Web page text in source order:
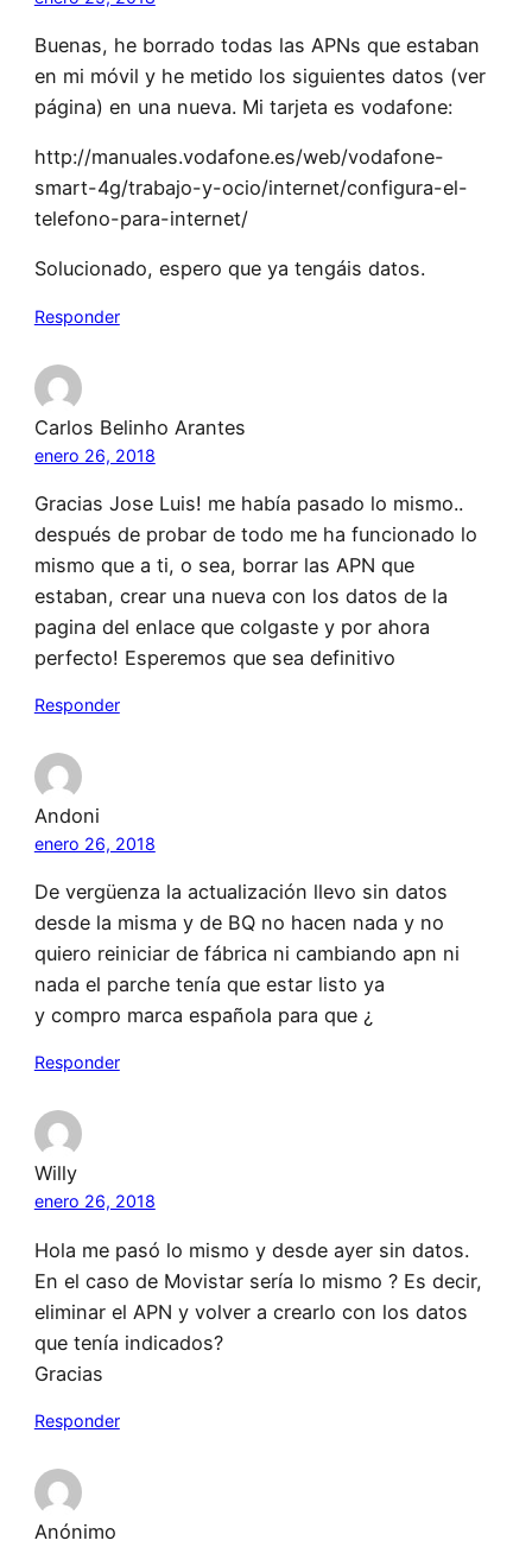
Buenas, he borrado todas las APNs que estaban
en mi móvil y he metido los siguientes datos (ver
página) en una nueva. Mi tarjeta es vodafone:
http://manuales.vodafone.es/web/vodafone-
smart-4g/trabajo-y-ocio/internet/configura-el-
telefono-para-internet/
Solucionado, espero que ya tengáis datos.
Responder
Carlos Belinho Arantes
enero 26, 2018
Gracias Jose Luis! me había pasado lo mismo..
después de probar de todo me ha funcionado lo
mismo que a ti, o sea, borrar las APN que
estaban, crear una nueva con los datos de la
pagina del enlace que colgaste y por ahora
perfecto! Esperemos que sea definitivo
Responder
Andoni
enero 26, 2018
De vergüenza la actualización llevo sin datos
desde la misma y de BQ no hacen nada y no
quiero reiniciar de fábrica ni cambiando apn ni
nada el parche tenía que estar listo ya
y compro marca española para que ¿
Responder
Willy
enero 26, 2018
Hola me pasó lo mismo y desde ayer sin datos.
En el caso de Movistar sería lo mismo ? Es decir,
eliminar el APN y volver a crearlo con los datos
que tenía indicados?
Gracias
Responder
Anónimo